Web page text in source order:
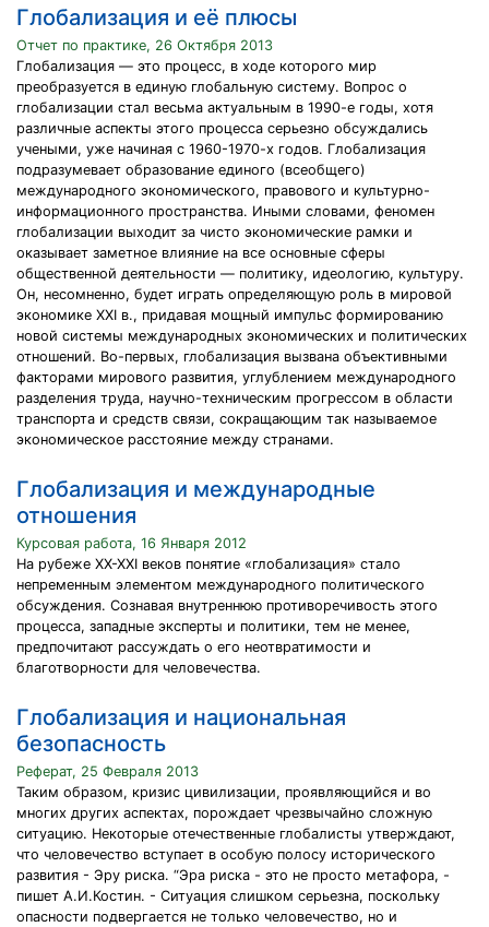
Глобализация и её плюсы
Отчет по практике, 26 Октября 2013
Глобализация — это процесс, в ходе которого мир
преобразуется в единую глобальную систему. Вопрос о
глобализации стал весьма актуальным в 1990-е годы, хотя
различные аспекты этого процесса серьезно обсуждались
учеными, уже начиная с 1960-1970-х годов. Глобализация
подразумевает образование единого (всеобщего)
международного экономического, правового и культурно-
информационного пространства. Иными словами, феномен
глобализации выходит за чисто экономические рамки и
оказывает заметное влияние на все основные сферы
общественной деятельности — политику, идеологию, культуру.
Он, несомненно, будет играть определяющую роль в мировой
экономике XXI в., придавая мощный импульс формированию
новой системы международных экономических и политических
отношений. Во-первых, глобализация вызвана объективными
факторами мирового развития, углублением международного
разделения труда, научно-техническим прогрессом в области
транспорта и средств связи, сокращающим так называемое
экономическое расстояние между странами.
Глобализация и международные
отношения
Курсовая работа, 16 Января 2012
На рубеже XX-XXI веков понятие «глобализация» стало
непременным элементом международного политического
обсуждения. Сознавая внутреннюю противоречивость этого
процесса, западные эксперты и политики, тем не менее,
предпочитают рассуждать о его неотвратимости и
благотворности для человечества.
Глобализация и национальная
безопасность
Реферат, 25 Февраля 2013
Таким образом, кризис цивилизации, проявляющийся и во
многих других аспектах, порождает чрезвычайно сложную
ситуацию. Некоторые отечественные глобалисты утверждают,
что человечество вступает в особую полосу исторического
развития - Эру риска. “Эра риска - это не просто метафора, -
пишет А.И.Костин. - Ситуация слишком серьезна, поскольку
опасности подвергается не только человечество, но и